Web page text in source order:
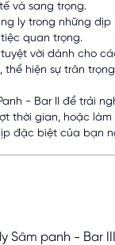
và sang trọng.
ly trong những dịp
quan trọng.
vời dành cho
thể hiện sự trân
- Bar II để trải
thời gian, hoặc
đặc biệt của bạn
Sâm panh - Bar III